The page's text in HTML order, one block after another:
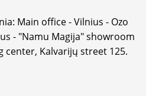
Main office - Vilnius - Ozo
- "Namu Magija" showroom
center, Kalvarijų street 125.